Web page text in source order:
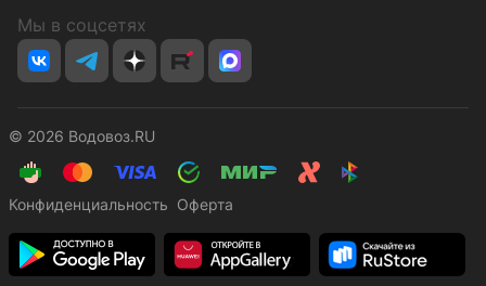
Мы в соцсетях
© 2026 Водовоз.RU
Конфиденциальность Оферта